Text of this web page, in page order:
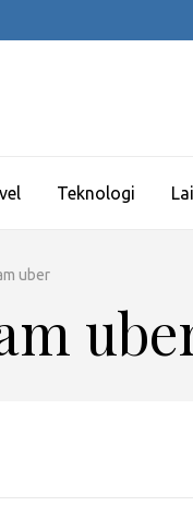
Teknologi
uber